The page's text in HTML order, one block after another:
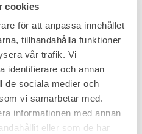
cookies
för att anpassa innehållet
tillhandahålla funktioner
vår trafik. Vi
identifierare och annan
de sociala medier och
vi samarbetar med.
informationen med annan
eller som de har
down West and the Winter